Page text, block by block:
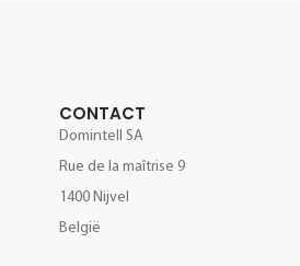
CONTACT
Domintell SA
Rue de la maîtrise 9
1400 Nijvel
België